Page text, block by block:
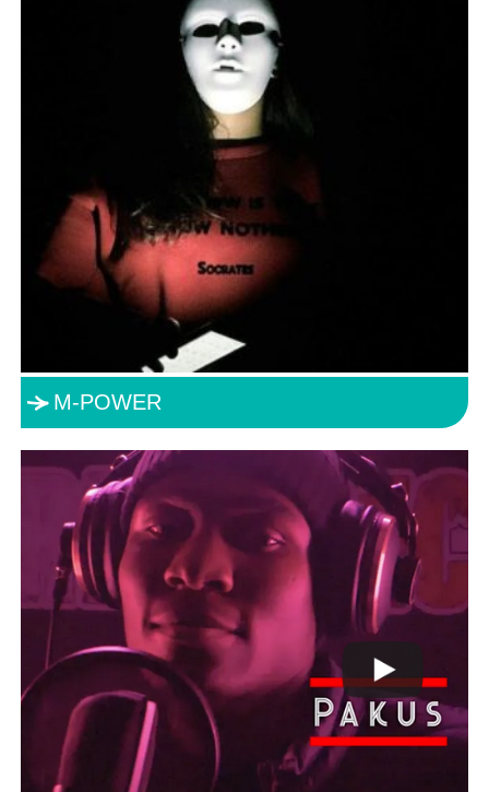
M-POWER